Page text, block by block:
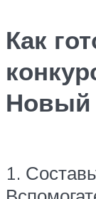
Как
Новый
1.